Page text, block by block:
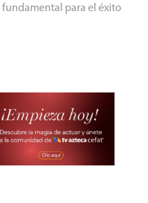
fundamental para el éxito